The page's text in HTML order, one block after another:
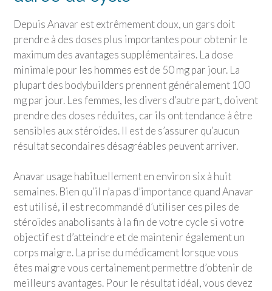
Depuis Anavar est extrêmement doux, un gars doit
prendre à des doses plus importantes pour obtenir le
maximum des avantages supplémentaires. La dose
minimale pour les hommes est de 50 mg par jour. La
plupart des bodybuilders prennent généralement 100
mg par jour. Les femmes, les divers d’autre part, doivent
prendre des doses réduites, car ils ont tendance à être
sensibles aux stéroïdes. Il est de s’assurer qu’aucun
résultat secondaires désagréables peuvent arriver.
Anavar usage habituellement en environ six à huit
semaines. Bien qu’il n’a pas d’importance quand Anavar
est utilisé, il est recommandé d’utiliser ces piles de
stéroïdes anabolisants à la fin de votre cycle si votre
objectif est d’atteindre et de maintenir également un
corps maigre. La prise du médicament lorsque vous
êtes maigre vous certainement permettre d’obtenir de
meilleurs avantages. Pour le résultat idéal, vous devez